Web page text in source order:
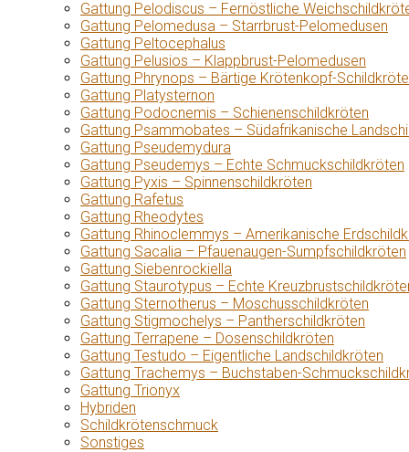
Gattung Pelodiscus – Fernöstliche
Gattung Pelomedusa – Starrbrust-Pelomedusen
Gattung Peltocephalus
Gattung Pelusios – Klappbrust-Pelomedusen
Gattung Phrynops – Bärtige Krötenkopf-
Gattung Platysternon
Gattung Podocnemis – Schienenschildkröten
Gattung Psammobates – Südafrikanische
Gattung Pseudemydura
Gattung Pseudemys – Echte Schmuckschildkröten
Gattung Pyxis – Spinnenschildkröten
Gattung Rafetus
Gattung Rheodytes
Gattung Rhinoclemmys – Amerikanische
Gattung Sacalia – Pfauenaugen-Sumpfschildkröten
Gattung Siebenrockiella
Gattung Staurotypus – Echte
Gattung Sternotherus – Moschusschildkröten
Gattung Stigmochelys – Pantherschildkröten
Gattung Terrapene – Dosenschildkröten
Gattung Testudo – Eigentliche Landschildkröten
Gattung Trachemys – Buchstaben-
Gattung Trionyx
Hybriden
Schildkrötenschmuck
Sonstiges